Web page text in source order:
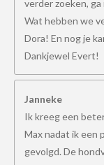
verder zoeken,
Wat hebben we
Dora! En nog je
Dankjewel Evert!
Janneke
Ik kreeg een
Max nadat ik een
gevolgd. De